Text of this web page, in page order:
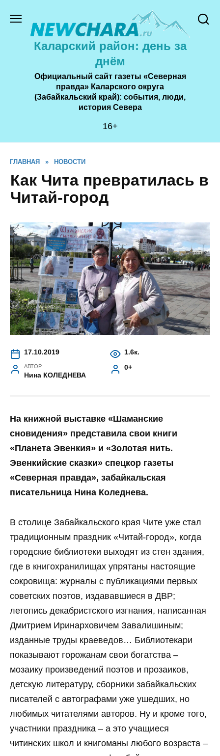
содержанию
Каларский район: день за
днём
Официальный сайт газеты «Северная
правда» Каларского округа
(Забайкальский край): события, люди,
история Cевера
16+
ГЛАВНАЯ » НОВОСТИ
Как Чита превратилась в
Читай-город
17.10.2019 1.6к.
АВТОР
Нина КОЛЕДНЕВА
0+
На книжной выставке «Шаманские
сновидения» представила свои книги
«Планета Эвенкия» и «Золотая нить.
Эвенкийские сказки» спецкор газеты
«Северная правда», забайкальская
писательница Нина Коледнева.
В столице Забайкальского края Чите уже стал
традиционным праздник «Читай-город», когда
городские библиотеки выходят из стен здания,
где в книгохранилищах упрятаны настоящие
сокровища: журналы с публикациями первых
советских поэтов, издававшиеся в ДВР;
летопись декабристского изгнания, написанная
Дмитрием Иринарховичем Завалишиным;
изданные труды краеведов… Библиотекари
показывают горожанам свои богатства –
мозаику произведений поэтов и прозаиков,
детскую литературу, сборники забайкальских
писателей с автографами уже ушедших, но
любимых читателями авторов. Ну и кроме того,
участники праздника – а это учащиеся
читинских школ и книгоманы любого возраста –